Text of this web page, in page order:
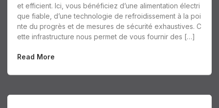
et efficient. Ici, vous bénéficiez d’une alimentation électri
que fiable, d’une technologie de refroidissement à la poi
nte du progrès et de mesures de sécurité exhaustives. C
ette infrastructure nous permet de vous fournir des […]
Read More